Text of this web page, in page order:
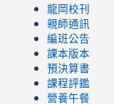
龍岡校刊
親師通訊
編班公告
課本版本
預決算書
課程評鑑
營養午餐